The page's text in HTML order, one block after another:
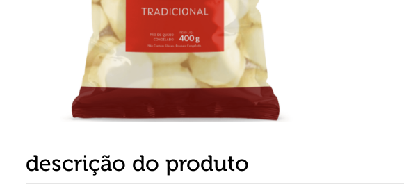
descrição do produto
9º macarrão
10 chocolate